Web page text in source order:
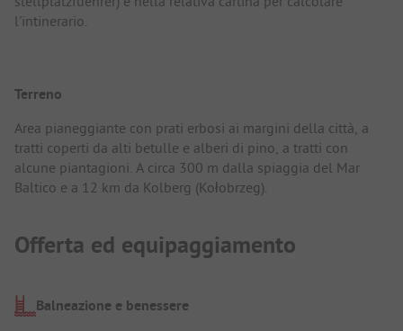
l'intinerario.
Terreno
Area pianeggiante con prati erbosi ai margini della città, a
tratti coperti da alti betulle e alberi di pino, a tratti con
alcune piantagioni. A circa 300 m dalla spiaggia del Mar
Baltico e a 12 km da Kolberg (Kołobrzeg).
Offerta ed equipaggiamento
Balneazione e benessere